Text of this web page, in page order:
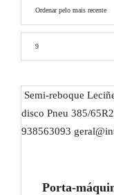
Ordenar pelo mais recente
9
Semi-reboque
disco Pneu 385/
938563093
Porta-